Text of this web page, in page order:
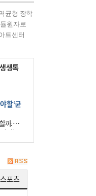
균형 장학
원자로
트센터
생톡
할 ‘균
까. 요
않는
을 다니
스포츠